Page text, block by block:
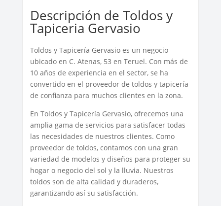
Descripción de Toldos y
Tapiceria Gervasio
Toldos y Tapicería Gervasio es un negocio
ubicado en C. Atenas, 53 en Teruel. Con más de
10 años de experiencia en el sector, se ha
convertido en el proveedor de toldos y tapicería
de confianza para muchos clientes en la zona.
En Toldos y Tapicería Gervasio, ofrecemos una
amplia gama de servicios para satisfacer todas
las necesidades de nuestros clientes. Como
proveedor de toldos, contamos con una gran
variedad de modelos y diseños para proteger su
hogar o negocio del sol y la lluvia. Nuestros
toldos son de alta calidad y duraderos,
garantizando así su satisfacción.